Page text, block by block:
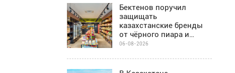
Бектенов поручил
защищать
казахстанские бренды
от чёрного пиара и
барьеров на полках
06-08-2026